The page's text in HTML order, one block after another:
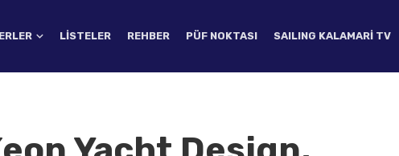
LISTELER REHBER PÜF NOKTASI SAILING KALAMARI TV